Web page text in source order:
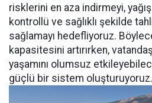
risklerini en aza indirmeyi, yağış
kontrollü ve sağlıklı şekilde
sağlamayı hedefliyoruz.
kapasitesini artırırken,
yaşamını olumsuz
güçlü bir sistem oluşturuyoruz.